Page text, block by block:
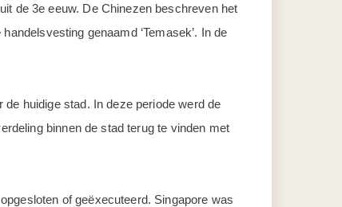
de 3e eeuw. De Chinezen beschreven het
genaamd ‘Temasek’. In de
huidige stad. In deze periode werd de
binnen de stad terug te vinden met
of geëxecuteerd. Singapore was